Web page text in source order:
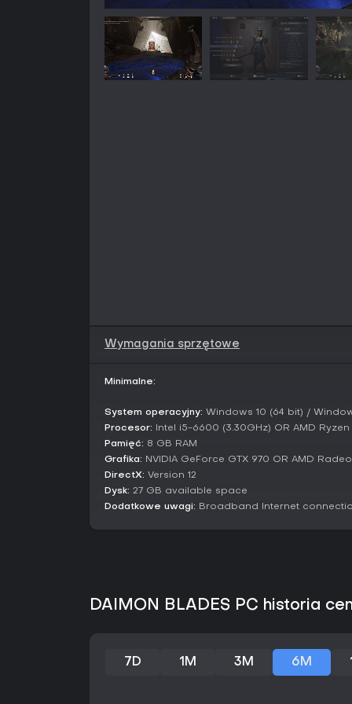
Wymagania sprzętowe
Minimalne:
System operacyjny: Windows 10 (64 bit) /
Procesor: Intel i5-6600 (3.30GHz) OR AMD Ryzen
Pamięć: 8 GB RAM
Grafika: NVIDIA GeForce GTX 970 OR AMD
DirectX: Version 12
Dysk: 27 GB available space
Dodatkowe uwagi: Broadband Internet
DAIMON BLADES PC historia
7D 1M 3M 6M